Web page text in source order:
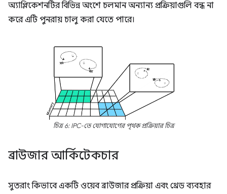
অ্যাপ্লিকেশনটির বিভিন্ন অংশে চলমান অন্যান্য প্রক্রিয়াগুলি বন্ধ না
করে এটি পুনরায় চালু করা যেতে পারে।
চিত্র 6: IPC-তে যোগাযোগের পৃথক প্রক্রিয়ার চিত্র
ব্রাউজার আর্কিটেকচার
সুতরাং কিভাবে একটি ওয়েব ব্রাউজার প্রক্রিয়া এবং থ্রেড ব্যবহার